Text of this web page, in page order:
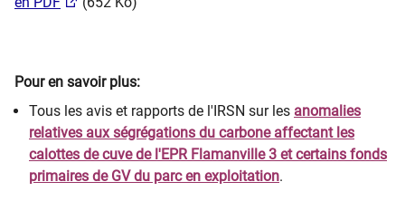
​Pour en savoir plus:
Tous les avis et rapports de l'IRSN sur les anom​alies
relatives aux ségrégations du carbone affectant les
calottes de cuve de l'EPR Flamanville 3 et certains fonds
primaires de GV du parc en exploitation.